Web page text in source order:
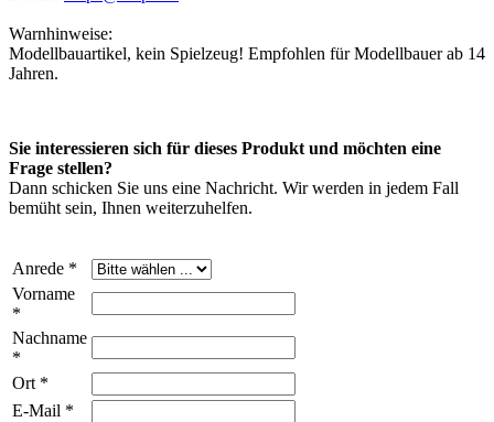
Warnhinweise:
Modellbauartikel, kein Spielzeug! Empfohlen für Modellbauer ab 14
Jahren.
Sie interessieren sich für dieses Produkt und möchten eine
Frage stellen?
Dann schicken Sie uns eine Nachricht. Wir werden in jedem Fall
bemüht sein, Ihnen weiterzuhelfen.
Anrede *
Vorname
*
Nachname
*
Ort *
E-Mail *